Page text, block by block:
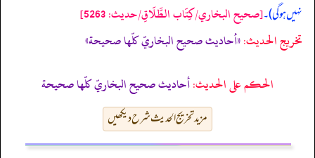
نہیں ہو گی)۔[صحيح البخاري/كِتَاب الطَّلَاقِ/حدیث: 5263]
تخریج الحدیث:«أحاديث صحيح البخاريّ كلّها صحيحة»
الحكم على الحديث:أحاديث صحيح البخاريّ كلّها صحيحة
مزید تخریج الحدیث شرح دیکھیں